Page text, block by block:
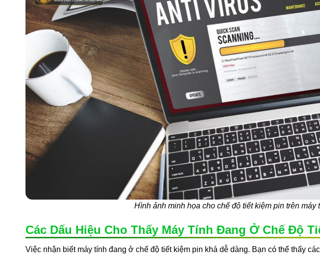
Hình ảnh minh họa cho chế độ tiết kiệm pin trên máy
Các Dấu Hiệu Cho Thấy Máy Tính Đang Ở Chế Độ
Việc nhận biết máy tính đang ở chế độ tiết kiệm pin khá dễ dàng. Bạn có thể thấy